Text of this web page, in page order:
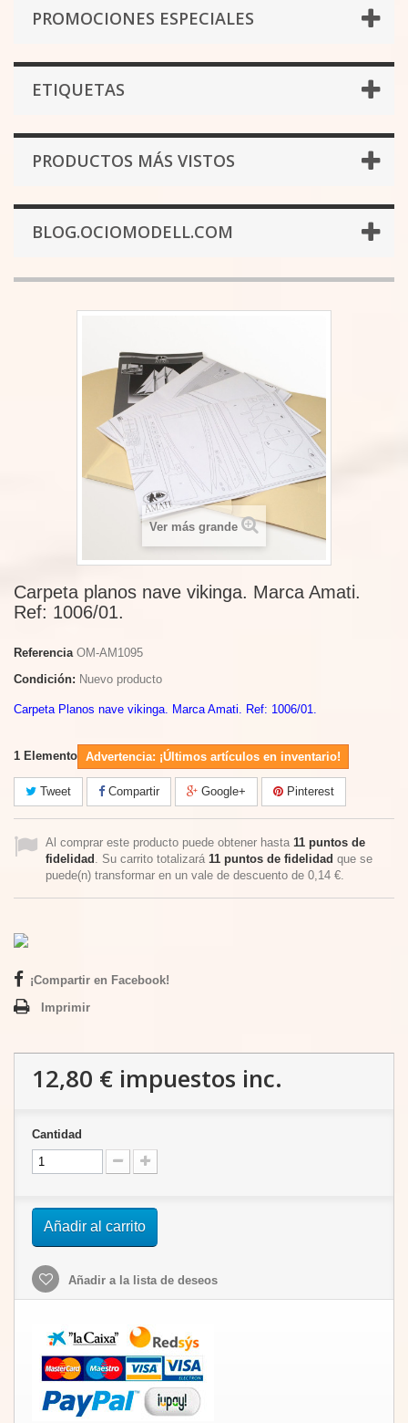
PROMOCIONES ESPECIALES
ETIQUETAS
PRODUCTOS MÁS VISTOS
BLOG.OCIOMODELL.COM
Ver más grande
Carpeta planos nave vikinga. Marca Amati.
Ref: 1006/01.
Referencia OM-AM1095
Condición: Nuevo producto
Carpeta Planos nave vikinga. Marca Amati. Ref: 1006/01.
1 Elemento Advertencia: ¡Últimos artículos en inventario!
Tweet Compartir Google+ Pinterest
Al comprar este producto puede obtener hasta 11 puntos de
fidelidad . Su carrito totalizará 11 puntos de fidelidad que se
puede(n) transformar en un vale de descuento de 0,14 €.
¡Compartir en Facebook!
Imprimir
12,80 € impuestos inc.
Cantidad
Añadir al carrito
Añadir a la lista de deseos